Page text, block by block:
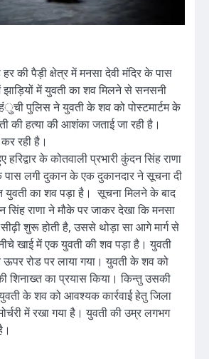
हर की पैड़ी क्षेत्र में मनसा देवी मंदिर के पास
झाड़ियों में युवती का शव मिलने से सनसनी
पुलिस ने युवती के शव को पोस्टमार्टम के
की हत्या की आशंका जताई जा रही है।
रही है।
के कोतवाली प्रभारी कुंदन सिंह राणा
पास लगी दुकान के एक दुकानदार ने सूचना दी
युवती का शव पड़ा है। सूचना मिलने के बाद
सिंह राणा ने मौके पर जाकर देखा कि मनसा
शुरू होती है, उससे थोड़ा सा आगे मार्ग से
खाई में एक युवती की शव पड़ा है। युवती
रोड पर लाया गया। युवती के शव को
शिनाख्त का प्रयास किया। किन्तु उसकी
के शव को आवश्यक कार्रवाई हेतु जिला
में रखा गया है। युवती की उम्र लगभग